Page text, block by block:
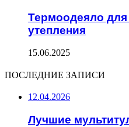
Термоодеяло
утепления
15.06.2025
ПОСЛЕДНИЕ ЗАПИСИ
12.04.2026
Лучшие